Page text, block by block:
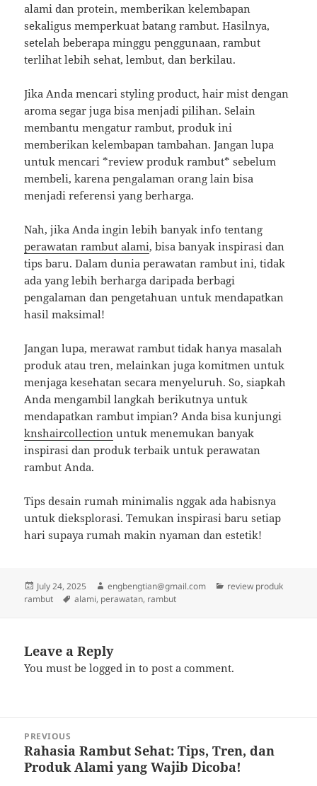
alami dan protein, memberikan kelembapan
sekaligus memperkuat batang rambut. Hasilnya,
setelah beberapa minggu penggunaan, rambut
terlihat lebih sehat, lembut, dan berkilau.
Jika Anda mencari styling product, hair mist dengan
aroma segar juga bisa menjadi pilihan. Selain
membantu mengatur rambut, produk ini
memberikan kelembapan tambahan. Jangan lupa
untuk mencari *review produk rambut* sebelum
membeli, karena pengalaman orang lain bisa
menjadi referensi yang berharga.
Nah, jika Anda ingin lebih banyak info tentang
perawatan rambut alami, bisa banyak inspirasi dan
tips baru. Dalam dunia perawatan rambut ini, tidak
ada yang lebih berharga daripada berbagi
pengalaman dan pengetahuan untuk mendapatkan
hasil maksimal!
Jangan lupa, merawat rambut tidak hanya masalah
produk atau tren, melainkan juga komitmen untuk
menjaga kesehatan secara menyeluruh. So, siapkah
Anda mengambil langkah berikutnya untuk
mendapatkan rambut impian? Anda bisa kunjungi
knshaircollection untuk menemukan banyak
inspirasi dan produk terbaik untuk perawatan
rambut Anda.
Tips desain rumah minimalis nggak ada habisnya
untuk dieksplorasi. Temukan inspirasi baru setiap
hari supaya rumah makin nyaman dan estetik!
Posted
on
July 24, 2025 Author
engbengtian@gmail.com Categories
review produk
rambut
Tags
alami, perawatan, rambut
Leave a Reply
You must belogged in to post a comment.
navigation
PREVIOUS
Previous
post:
Rahasia Rambut Sehat: Tips, Tren, dan
Produk Alami yang Wajib Dicoba!